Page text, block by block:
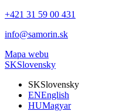
+421 31 59 00 431
info@samorin.sk
Mapa webu
SKSlovensky
SKSlovensky
ENEnglish
HUMagyar